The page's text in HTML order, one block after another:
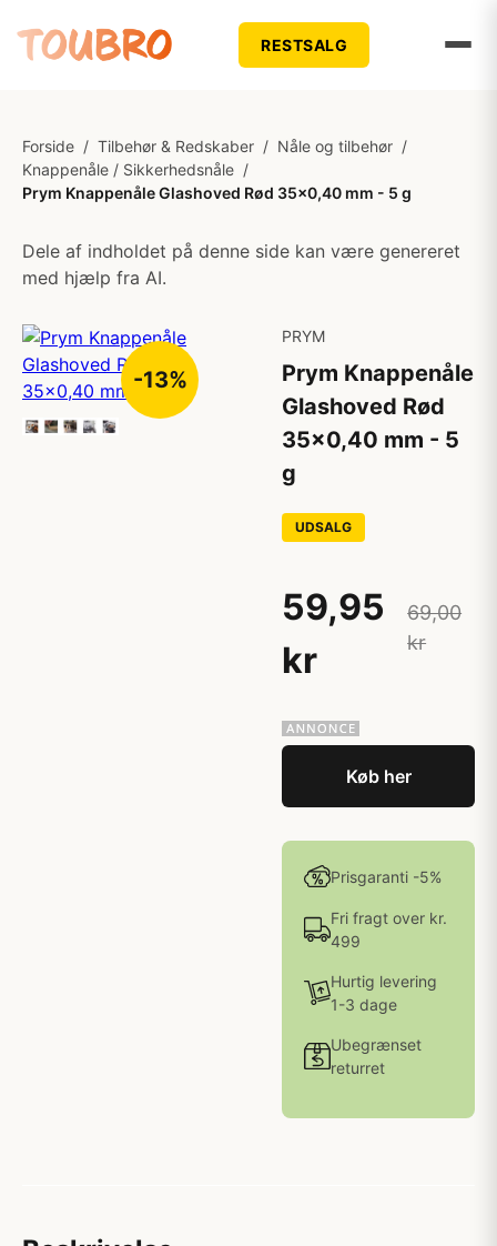
RESTSALG
Forside / Tilbehør & Redskaber / Nåle og tilbehør /
Knappenåle / Sikkerhedsnåle /
Prym Knappenåle Glashoved Rød 35x0,40 mm - 5 g
Dele af indholdet på denne side kan være genereret
med hjælp fra AI.
-13%
PRYM
Prym Knappenåle
Glashoved Rød
35x0,40 mm - 5
g
UDSALG
59,95
kr
69,00
kr
Køb her
Prisgaranti -5%
Fri fragt over kr.
499
Hurtig levering
1-3 dage
Ubegrænset
returret